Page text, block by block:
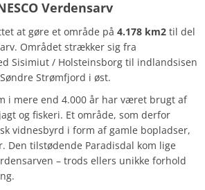
Verdensarv
at gøre et område på 4.178 km2 til del
Området strækker sig fra
Sisimiut / Holsteinsborg til indlandsisen
Strømfjord i øst.
i mere end 4.000 år har været brugt af
og fiskeri. Et område, som derfor
vidnesbyrd i form af gamle bopladser,
Den tilstødende Paradisdal kom lige
– trods ellers unikke forhold